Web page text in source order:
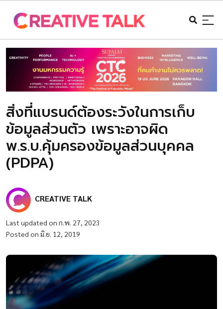
สิ่งที่แบรนด์ต้องระวังในการเก็บ
ข้อมูลส่วนตัว เพราะอาจผิด
พ.ร.บ.คุ้มครองข้อมูลส่วนบุคคล
(PDPA)
CREATIVE TALK
Last updated on ก.พ. 27, 2023
Posted on มิ.ย. 12, 2019